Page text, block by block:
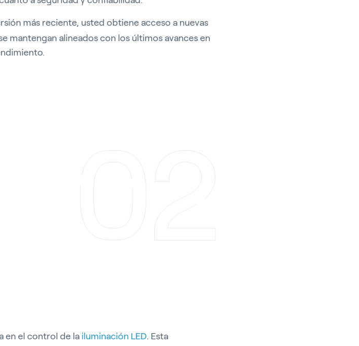
más reciente, usted obtiene acceso a nuevas
mantengan alineados con los últimos avances en
en el control de la iluminación LED. Esta